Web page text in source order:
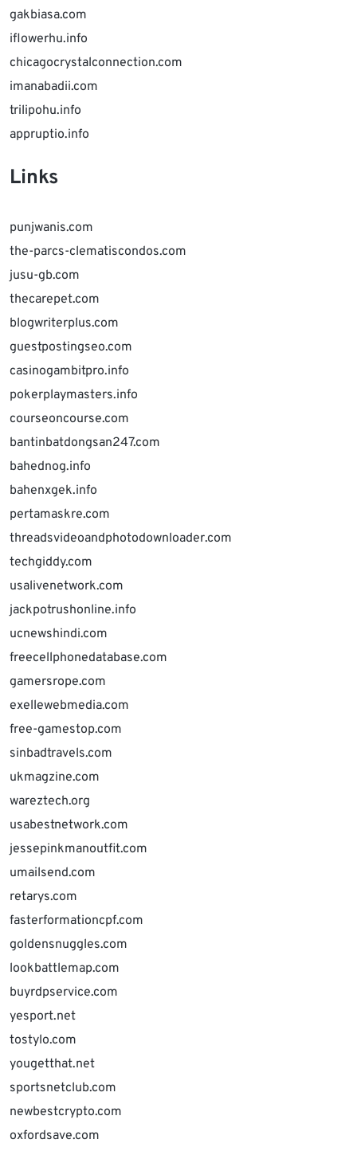
gakbiasa.com
iflowerhu.info
chicagocrystalconnection.com
imanabadii.com
trilipohu.info
appruptio.info
Links
punjwanis.com
the-parcs-clematiscondos.com
jusu-gb.com
thecarepet.com
blogwriterplus.com
guestpostingseo.com
casinogambitpro.info
pokerplaymasters.info
courseoncourse.com
bantinbatdongsan247.com
bahednog.info
bahenxgek.info
pertamaskre.com
threadsvideoandphotodownloader.com
techgiddy.com
usalivenetwork.com
jackpotrushonline.info
ucnewshindi.com
freecellphonedatabase.com
gamersrope.com
exellewebmedia.com
free-gamestop.com
sinbadtravels.com
ukmagzine.com
wareztech.org
usabestnetwork.com
jessepinkmanoutfit.com
umailsend.com
retarys.com
fasterformationcpf.com
goldensnuggles.com
lookbattlemap.com
buyrdpservice.com
yesport.net
tostylo.com
yougetthat.net
sportsnetclub.com
newbestcrypto.com
oxfordsave.com